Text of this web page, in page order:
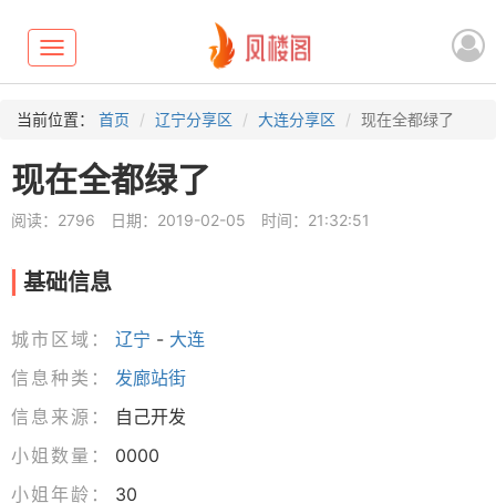
Toggle
navigation
当前位置： 首页 辽宁分享区 大连分享区 现在全都绿了
现在全都绿了
阅读：2796 日期：2019-02-05 时间：21:32:51
基础信息
城市区域： 辽宁 - 大连
信息种类：
发廊站街
信息来源：
自己开发
小姐数量：
0000
小姐年龄：
30